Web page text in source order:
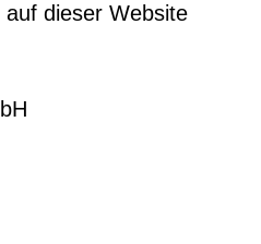
dieser Website